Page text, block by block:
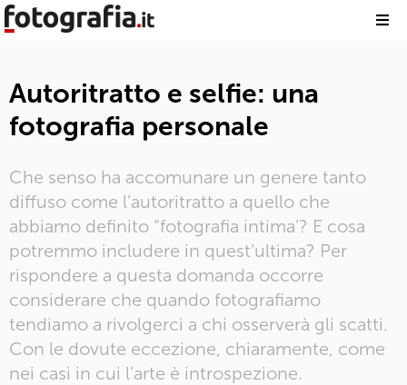
Autoritratto e selfie: una
fotografia personale
Che senso ha accomunare un genere tanto
diffuso come l’autoritratto a quello che
abbiamo definito “fotografia intima’? E cosa
potremmo includere in quest’ultima? Per
rispondere a questa domanda occorre
considerare che quando fotografiamo
tendiamo a rivolgerci a chi osserverà gli scatti.
Con le dovute eccezione, chiaramente, come
nei casi in cui l’arte è introspezione.